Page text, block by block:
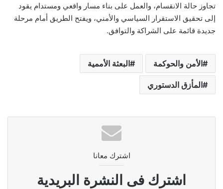
تجاوز حالة الانقسام، والعمل على بناء مسار واقعي ومستدام يقود
إلى تحقيق الاستقرار السياسي والأمني، ويفتح الطريق أمام مرحلة
جديدة قائمة على الشراكة والتوافق.
الأمن والحوكمة البعثة الأممية
المأزق الدستوري
اشترك معانا
اشترك فى النشرة البريدية